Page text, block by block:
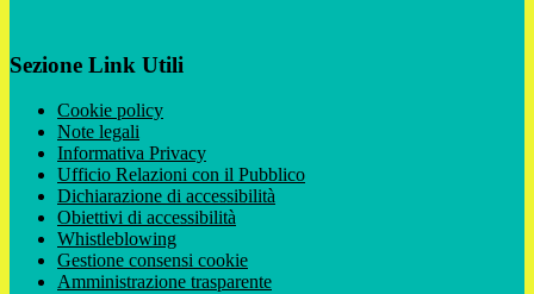
Sezione Link Utili
Cookie policy
Note legali
Informativa Privacy
Ufficio Relazioni con il Pubblico
Dichiarazione di accessibilità
Obiettivi di accessibilità
Whistleblowing
Gestione consensi cookie
Amministrazione trasparente